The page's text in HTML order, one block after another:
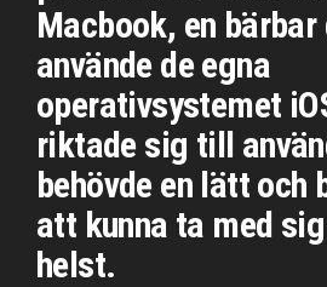
Macbook, en
använde de egna
operativsystemet
riktade sig till
behövde en lätt och
att kunna ta med
helst.